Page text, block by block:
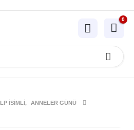
0
İSIMLI,
ANNELER GÜNÜ